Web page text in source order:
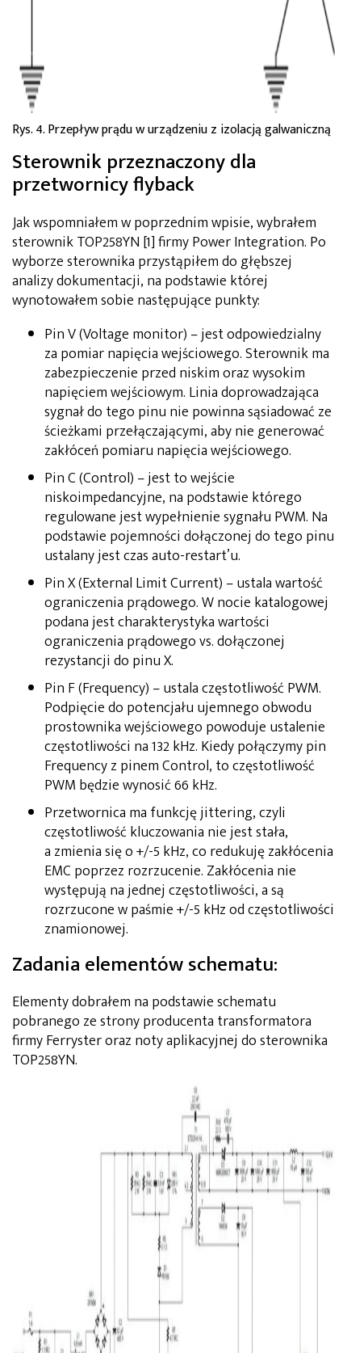
Rys. 4. Przepływ prądu w urządzeniu z izolacją galwaniczną
Sterownik przeznaczony dla
przetwornicy flyback
Jak wspomniałem w poprzednim wpisie, wybrałem
sterownik TOP258YN [1] firmy Power Integration. Po
wyborze sterownika przystąpiłem do głębszej
analizy dokumentacji, na podstawie której
wynotowałem sobie następujące punkty:
Pin V (Voltage monitor) – jest odpowiedzialny
za pomiar napięcia wejściowego. Sterownik ma
zabezpieczenie przed niskim oraz wysokim
napięciem wejściowym. Linia doprowadzająca
sygnał do tego pinu nie powinna sąsiadować ze
ścieżkami przełączającymi, aby nie generować
zakłóceń pomiaru napięcia wejściowego.
Pin C (Control) – jest to wejście
niskoimpedancyjne, na podstawie którego
regulowane jest wypełnienie sygnału PWM. Na
podstawie pojemności dołączonej do tego pinu
ustalany jest czas auto-restart’u.
Pin X (External Limit Current) – ustala wartość
ograniczenia prądowego. W nocie katalogowej
podana jest charakterystyka wartości
ograniczenia prądowego vs. dołączonej
rezystancji do pinu X.
Pin F (Frequency) – ustala częstotliwość PWM.
Podpięcie do potencjału ujemnego obwodu
prostownika wejściowego powoduje ustalenie
częstotliwości na 132 kHz. Kiedy połączymy pin
Frequency z pinem Control, to częstotliwość
PWM będzie wynosić 66 kHz.
Przetwornica ma funkcję jittering, czyli
częstotliwość kluczowania nie jest stała,
a zmienia się o +/-5 kHz, co redukuję zakłócenia
EMC poprzez rozrzucenie. Zakłócenia nie
występują na jednej częstotliwości, a są
rozrzucone w paśmie +/-5 kHz od częstotliwości
znamionowej.
Zadania elementów schematu:
Elementy dobrałem na podstawie schematu
pobranego ze strony producenta transformatora
firmy Ferryster oraz noty aplikacyjnej do sterownika
TOP258YN.